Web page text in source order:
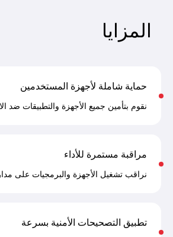
المزايا
حماية شاملة لأجهزة المستخدمين
نقوم بتأمين جميع الأجهزة والتطبيقات ضد
مراقبة مستمرة للأداء
نراقب تشغيل الأجهزة والبرمجيات على
تطبيق التصحيحات الأمنية بسرعة